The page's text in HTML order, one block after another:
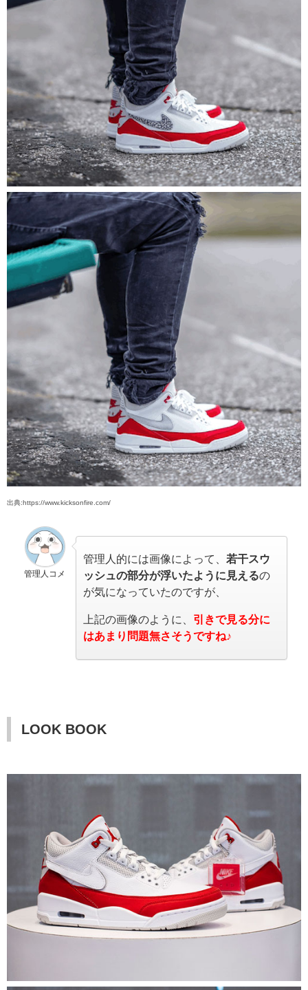
出典:https://www.kicksonfire.com/
管理人コメ
管理人的には画像によって、 若干スウ
ッシュの部分が浮いたように見えるの
が気になっていたのですが、
上記の画像のように、 引きで見る分に
はあまり問題無さそうですね♪
LOOK BOOK